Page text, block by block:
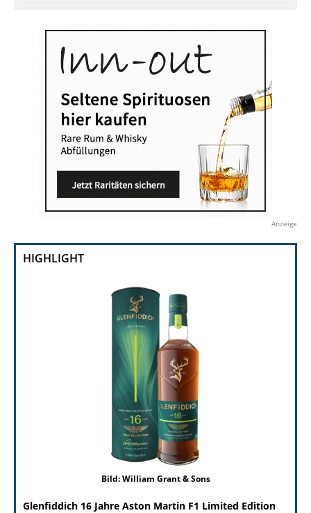
Anzeige
HIGHLIGHT
Bild: William Grant & Sons
Glenfiddich 16 Jahre Aston Martin F1 Limited Edition